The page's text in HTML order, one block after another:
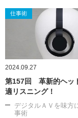
仕事術
2024.09.27
第157回 革新的ヘッ
適リスニング！
デジタルＡＶを味方
事術